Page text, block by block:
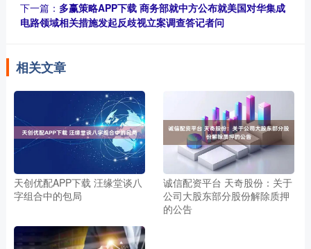
下一篇： 多赢策略APP下载 商务部就中方公布就美国对华集成
电路领域相关措施发起反歧视立案调查答记者问
相关文章
天创优配APP下载 汪缘堂谈八
字组合中的包局
诚信配资平台 天奇股份：关于
公司大股东部分股份解除质押
的公告